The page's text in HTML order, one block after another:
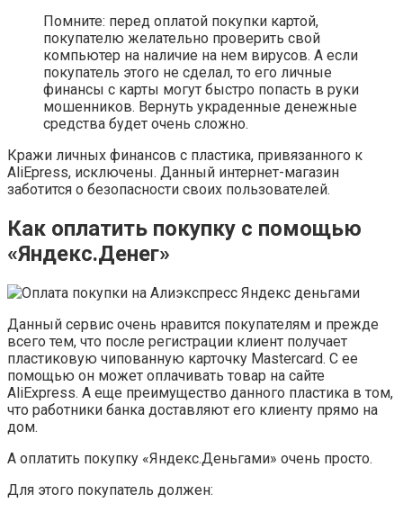
Помните: перед оплатой покупки картой,
покупателю желательно проверить свой
компьютер на наличие на нем вирусов. А если
покупатель этого не сделал, то его личные
финансы с карты могут быстро попасть в руки
мошенников. Вернуть украденные денежные
средства будет очень сложно.
Кражи личных финансов с пластика, привязанного к
AliEpress, исключены. Данный интернет-магазин
заботится о безопасности своих пользователей.
Как оплатить покупку с помощью
«Яндекс.Денег»
Данный сервис очень нравится покупателям и прежде
всего тем, что после регистрации клиент получает
пластиковую чипованную карточку Mastercard. С ее
помощью он может оплачивать товар на сайте
AliExpress. А еще преимущество данного пластика в том,
что работники банка доставляют его клиенту прямо на
дом.
А оплатить покупку «Яндекс.Деньгами» очень просто.
Для этого покупатель должен: